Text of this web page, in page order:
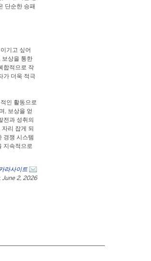
단순한 승패
기고 싶어
보상을 통한
합적으로 작
가 더욱 적극
인 활동으로
, 보상을 얻
전과 성취의
리 잡게 되
경쟁 시스템
지속적으로
라사이트
June 2, 2026